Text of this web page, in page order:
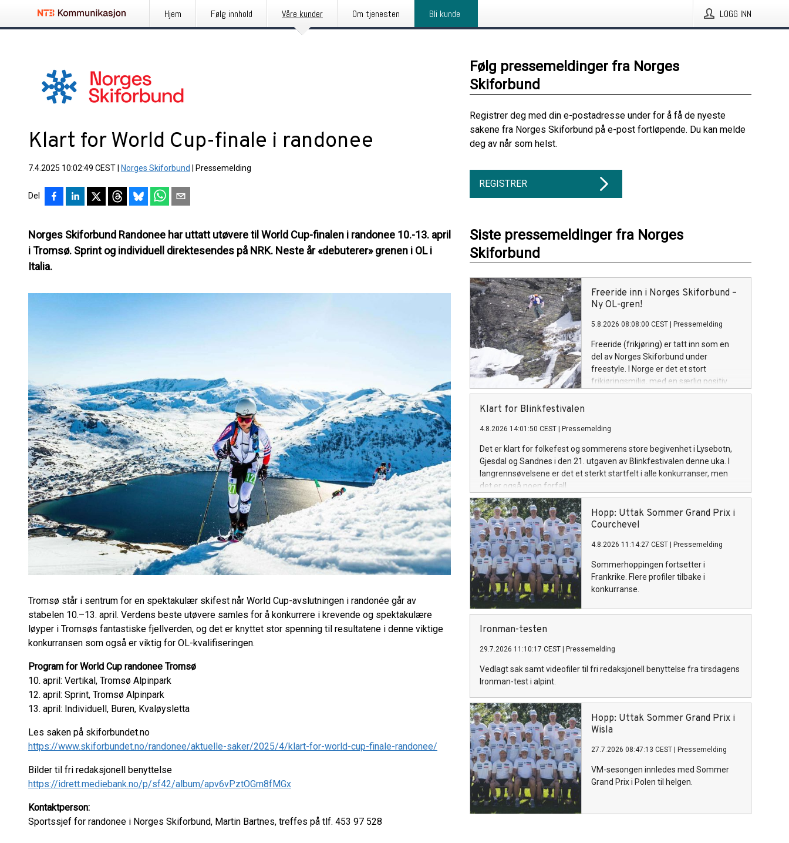
Hjem Følg innhold Våre kunder Om tjenesten Bli kunde LOGG INN
Klart for World Cup-finale i randonee
7.4.2025 10:02:49 CEST Norges Skiforbund Pressemelding
Del
Norges Skiforbund Randonee har uttatt utøvere til World Cup-finalen i randonee 10.-13. april
i Tromsø. Sprint og individuell direktesendes på NRK. Neste år «debuterer» grenen i OL i
Italia.
Tromsø står i sentrum for en spektakulær skifest når World Cup-avslutningen i randonée går av
stabelen 10.–13. april. Verdens beste utøvere samles for å konkurrere i krevende og spektakulære
løyper i Tromsøs fantastiske fjellverden, og det er knyttet stor spenning til resultatene i denne viktige
konkurransen som også er viktig for OL-kvalifiseringen.
Program for World Cup randonee Tromsø
10. april: Vertikal, Tromsø Alpinpark
12. april: Sprint, Tromsø Alpinpark
13. april: Individuell, Buren, Kvaløysletta
Les saken på skiforbundet.no
https://www.skiforbundet.no/randonee/aktuelle-saker/2025/4/klart-for-world-cup-finale-randonee/
Bilder til fri redaksjonell benyttelse
https://idrett.mediebank.no/p/sf42/album/apv6vPztOGm8fMGx
Kontaktperson:
Sportssjef for randonee i Norges Skiforbund, Martin Bartnes, treffes på tlf. 453 97 528
Følg pressemeldinger fra Norges
Skiforbund
Registrer deg med din e-postadresse under for å få de nyeste
sakene fra Norges Skiforbund på e-post fortløpende. Du kan melde
deg av når som helst.
REGISTRER
Siste pressemeldinger fra Norges
Skiforbund
Freeride inn i Norges Skiforbund –
Ny OL-gren!
5.8.2026 08:08:00 CEST Pressemelding
Freeride (frikjøring) er tatt inn som en
del av Norges Skiforbund under
freestyle. I Norge er det et stort
frikjøringsmiljø, med en særlig positiv
utvikling blant unge. Om fire år får
Klart for Blinkfestivalen
4.8.2026 14:01:50 CEST Pressemelding
Det er klart for folkefest og sommerens store begivenhet i Lysebotn,
Gjesdal og Sandnes i den 21. utgaven av Blinkfestivalen denne uka. I
langrennsøvelsene er det et sterkt startfelt i alle konkurranser, men
det er også noen forfall.
Hopp: Uttak Sommer Grand Prix i
Courchevel
4.8.2026 11:14:27 CEST Pressemelding
Sommerhoppingen fortsetter i
Frankrike. Flere profiler tilbake i
konkurranse.
Ironman-testen
29.7.2026 11:10:17 CEST Pressemelding
Vedlagt sak samt videofiler til fri redaksjonell benyttelse fra tirsdagens
Ironman-test i alpint.
Hopp: Uttak Sommer Grand Prix i
Wisla
27.7.2026 08:47:13 CEST Pressemelding
VM-sesongen innledes med Sommer
Grand Prix i Polen til helgen.